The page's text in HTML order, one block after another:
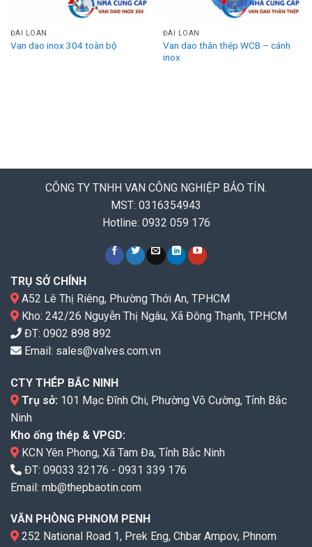
ĐÀI LOAN
Van dao inox 304 toàn bộ
ĐÀI LOAN
Van dao thân thép WCB – cánh
inox
CÔNG TY TNHH VAN CÔNG NGHIỆP BẢO TÍN.
MST: 0316354943
Hotline: 0932 059 176
TRỤ SỞ CHÍNH
A52 Lê Thị Riêng, Phường Thới An, TPHCM
Kho: 242/26 Nguyễn Thị Ngâu, Xã Đông Thạnh, TP.HCM
ĐT: 0902 898 892
Email: sales@valves.com.vn
CTY THÉP BẮC NINH
Trụ sở: 101 Mạc Đĩnh Chi, Phường Võ Cường, Tỉnh Bắc
Ninh
Kho ống thép & VPGD:
KCN Yên Phong, Xã Tam Đa, Tỉnh Bắc Ninh
ĐT: 09033 32176 - 0931 339 176
Email: mb@thepbaotin.com
VĂN PHÒNG PHNOM PENH
252 National Road 1, Prek Eng, Chbar Ampov, Phnom